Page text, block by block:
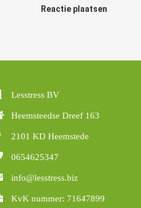
Reactie plaatsen
Lesstress BV
Heemsteedse Dreef 163
2101 KD Heemstede
0654625347
info@lesstress.biz
KvK nummer: 71647899